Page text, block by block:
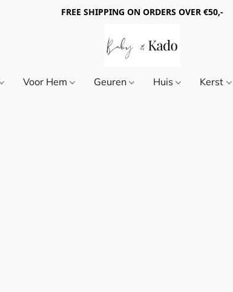
FREE SHIPPING ON ORDERS OVER €50,-
Voor Hem Geuren Huis Kerst